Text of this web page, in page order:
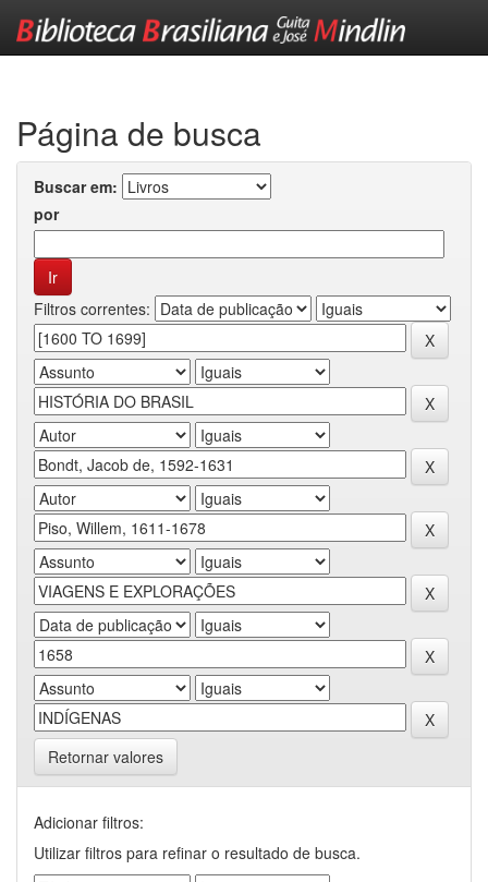
Página de busca
Buscar em:
por
Filtros correntes:
Retornar valores
Adicionar filtros:
Utilizar filtros para refinar o resultado de busca.